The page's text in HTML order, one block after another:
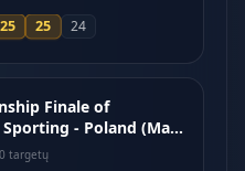
25 25 24
Finale of
- Poland (May
targetų